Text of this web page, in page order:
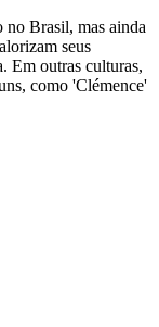
no Brasil, mas ainda
seus
Em outras culturas,
como 'Clémence'